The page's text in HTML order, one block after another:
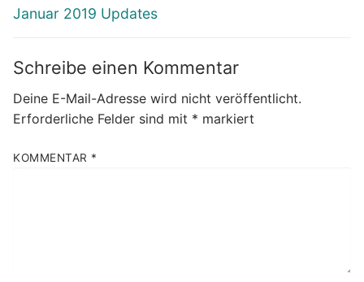
Januar 2019 Updates
Schreibe einen Kommentar
Deine E-Mail-Adresse wird nicht veröffentlicht.
Erforderliche Felder sind mit * markiert
KOMMENTAR *